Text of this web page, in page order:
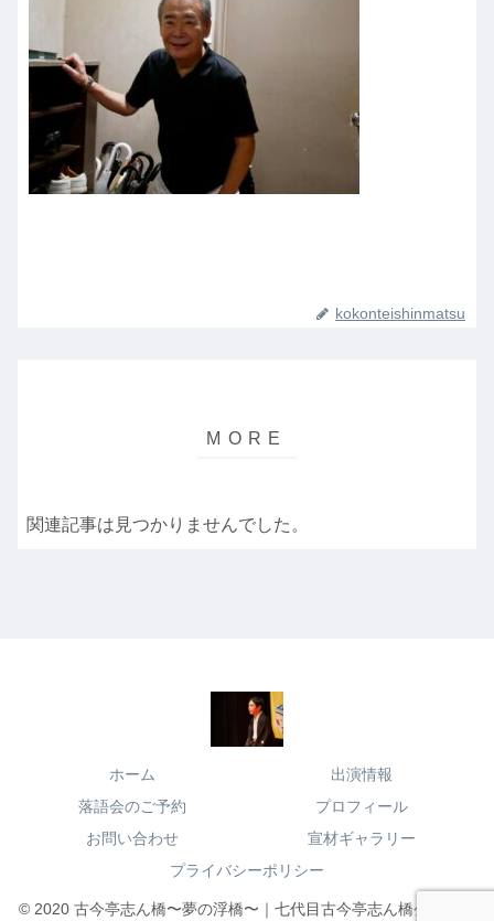
kokonteishinmatsu
関連記事は見つかりませんでした。
ホーム
出演情報
落語会のご予約
プロフィール
お問い合わせ
宣材ギャラリー
プライバシーポリシー
© 2020 古今亭志ん橋〜夢の浮橋〜｜七代目古今亭志ん橋公式サイ